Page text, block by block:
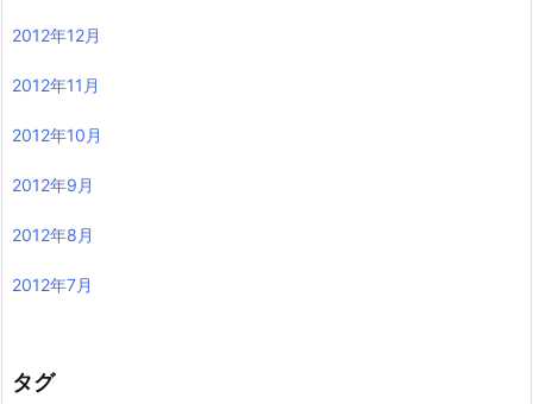
2012年12月
2012年11月
2012年10月
2012年9月
2012年8月
2012年7月
タグ